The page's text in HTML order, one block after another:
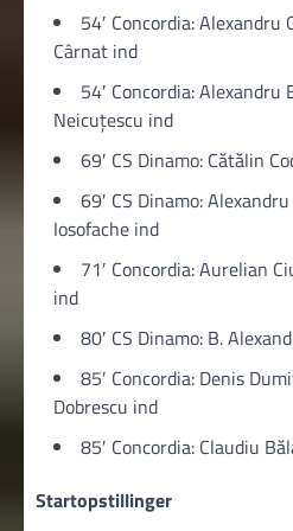
54′ Concordia:
Cârnat ind
54′ Concordia:
Neicuțescu ind
69′ CS Dinamo: Cătălin
69′ CS Dinamo:
Iosofache ind
71′ Concordia: Aurelian
ind
80′ CS Dinamo: B.
85′ Concordia: Denis
Dobrescu ind
85′ Concordia: Claudiu
Startopstillinger